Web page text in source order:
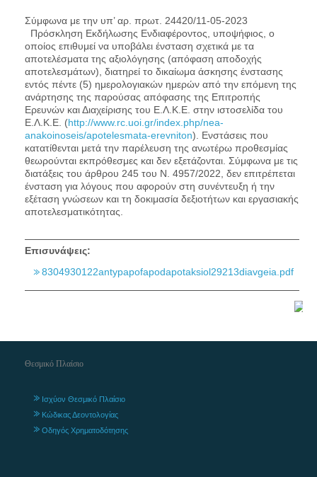
Σύμφωνα με την υπ’ αρ. πρωτ. 24420/11-05-2023
Πρόσκληση Εκδήλωσης Ενδιαφέροντος, υποψήφιος, ο
οποίος επιθυμεί να υποβάλει ένσταση σχετικά με τα
αποτελέσματα της αξιολόγησης (απόφαση αποδοχής
αποτελεσμάτων), διατηρεί το δικαίωμα άσκησης ένστασης
εντός πέντε (5) ημερολογιακών ημερών από την επόμενη της
ανάρτησης της παρούσας απόφασης της Επιτροπής
Ερευνών και Διαχείρισης του Ε.Λ.Κ.Ε. στην ιστοσελίδα του
Ε.Λ.Κ.Ε. (http://www.rc.uoi.gr/index.php/nea-
anakoinoseis/apotelesmata-erevniton). Ενστάσεις που
κατατίθενται μετά την παρέλευση της ανωτέρω προθεσμίας
θεωρούνται εκπρόθεσμες και δεν εξετάζονται. Σύμφωνα με τις
διατάξεις του άρθρου 245 του Ν. 4957/2022, δεν επιτρέπεται
ένσταση για λόγους που αφορούν στη συνέντευξη ή την
εξέταση γνώσεων και τη δοκιμασία δεξιοτήτων και εργασιακής
αποτελεσματικότητας.
Επισυνάψεις:
8304930122antypapofapodapotaksiol29213diavgeia.pdf
Θεσμικό Πλαίσιο
Ισχύον Θεσμικό Πλαίσιο
Κώδικας Δεοντολογίας
Οδηγός Χρηματοδότησης